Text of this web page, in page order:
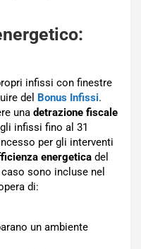
infissi con finestre
del Bonus Infissi.
una detrazione fiscale
infissi fino al 31
per gli interventi
energetica del
sono incluse nel
di:
un ambiente